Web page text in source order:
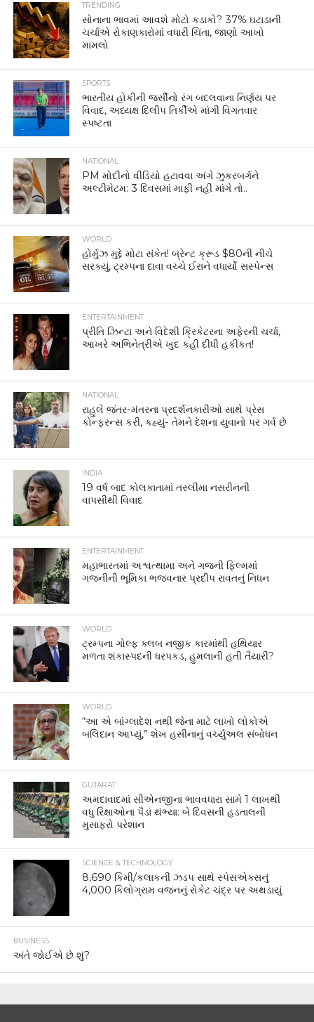
TRENDING
સોનાના ભાવમાં આવશે મોટો કડાકો? 37% ઘટાડાની
ચર્ચાએ રોકાણકારોમાં વધારી ચિંતા, જાણો આખો
મામલો
SPORTS
ભારતીય હોકીની જર્સીનો રંગ બદલવાના નિર્ણય પર
વિવાદ, અધ્યક્ષ દિલીપ તિર્કીએ માંગી વિગતવાર
સ્પષ્ટતા
NATIONAL
PM મોદીનો વીડિયો હટાવવા અંગે ઝુકરબર્ગને
અલ્ટીમેટમ: 3 દિવસમાં માફી નહીં માંગે તો..
WORLD
હોર્મુઝ મુદ્દે મોટા સંકેત! બ્રેન્ટ ક્રૂડ $80ની નીચે
સરક્યું, ટ્રમ્પના દાવા વચ્ચે ઈરાને વધાર્યો સસ્પેન્સ
ENTERTAINMENT
પ્રીતિ ઝિન્ટા અને વિદેશી ક્રિકેટરના અફેરની ચર્ચા,
આખરે અભિનેત્રીએ ખુદ કહી દીધી હકીકત!
NATIONAL
રાહુલે જંતર-મંતરના પ્રદર્શનકારીઓ સાથે પ્રેસ
કોન્ફરન્સ કરી, કહ્યું- તેમને દેશના યુવાનો પર ગર્વ છે
INDIA
19 વર્ષ બાદ કોલકાતામાં તસ્લીમા નસરીનની
વાપસીથી વિવાદ
ENTERTAINMENT
મહાભારતમાં અશ્વત્થામા અને ગજની ફિલ્મમાં
ગજનીની ભૂમિકા ભજવનાર પ્રદીપ રાવતનું નિધન
WORLD
ટ્રમ્પના ગોલ્ફ ક્લબ નજીક કારમાંથી હથિયાર
મળતા શંકાસ્પદની ધરપકડ, હુમલાની હતી તૈયારી?
WORLD
“આ એ બાંગ્લાદેશ નથી જેના માટે લાખો લોકોએ
બલિદાન આપ્યું,” શેખ હસીનાનું વર્ચ્યુઅલ સંબોધન
GUJARAT
અમદાવાદમાં સીએનજીના ભાવવધારા સામે 1 લાખથી
વધુ રિક્ષાઓના પૈડાં થંભ્યા: બે દિવસની હડતાલની
મુસાફરો પરેશાન
SCIENCE & TECHNOLOGY
8,690 કિમી/કલાકની ઝડપ સાથે સ્પેસએક્સનું
4,000 કિલોગ્રામ વજનનું રોકેટ ચંદ્ર પર અથડાયું
BUSINESS
અંતે જોઈએ છે શું?